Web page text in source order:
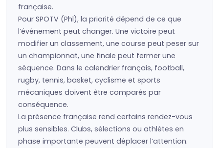
française.
Pour SPOTV (Phl), la priorité dépend de ce que
l’événement peut changer. Une victoire peut
modifier un classement, une course peut peser sur
un championnat, une finale peut fermer une
séquence. Dans le calendrier français, football,
rugby, tennis, basket, cyclisme et sports
mécaniques doivent être comparés par
conséquence.
La présence française rend certains rendez-vous
plus sensibles. Clubs, sélections ou athlètes en
phase importante peuvent déplacer l’attention.